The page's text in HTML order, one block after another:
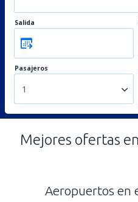
Salida
Pasajeros
1
Mejores ofertas
Aeropuertos en